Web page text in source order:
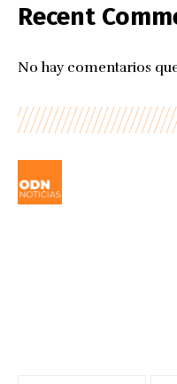
Recent
No hay comentarios